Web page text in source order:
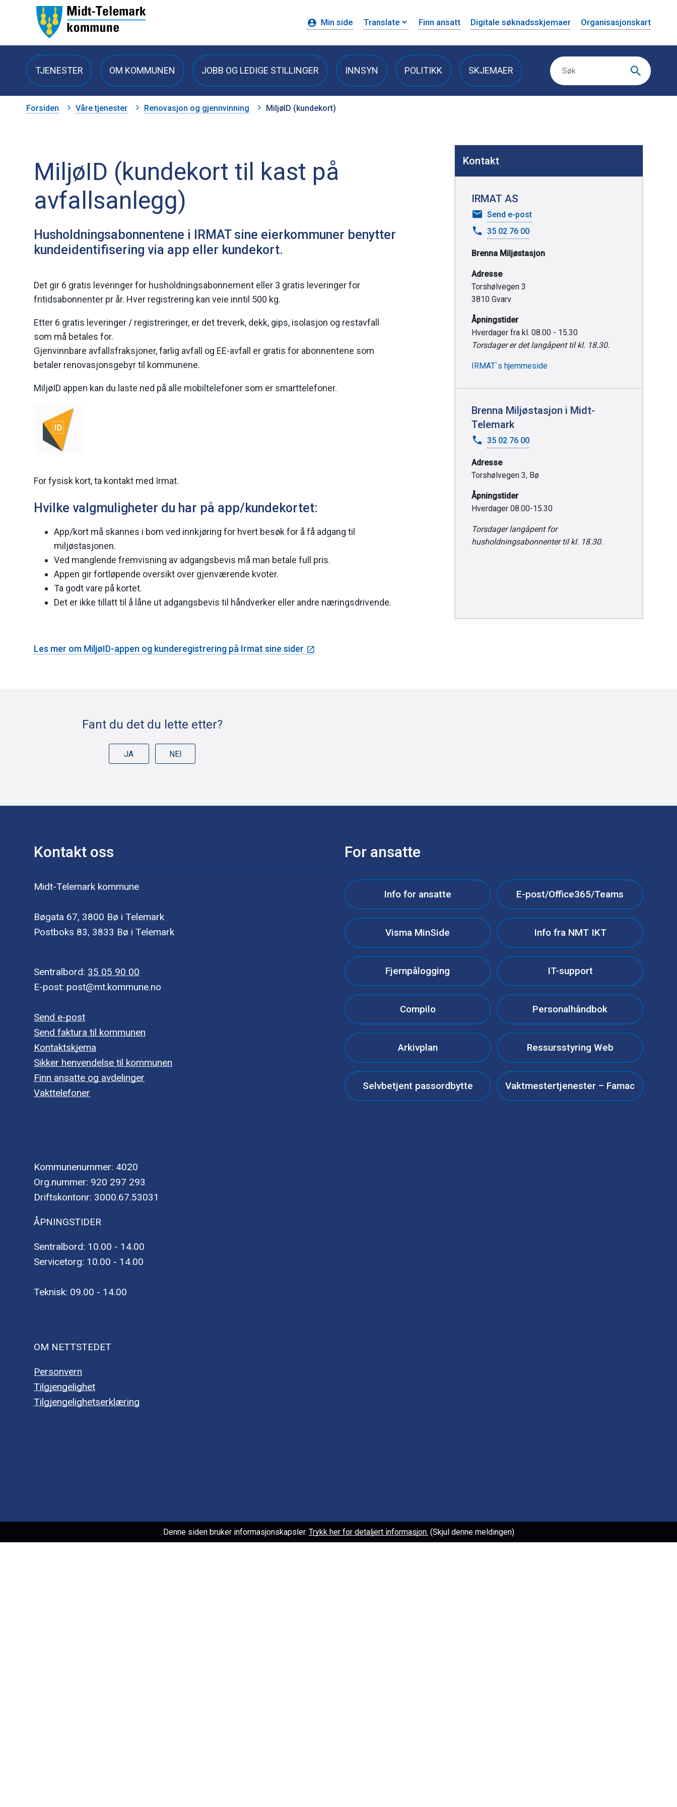
Midt-
Telemark
kommune
Min side Translate Finn ansatt Digitale søknadsskjemaer Organisasjonskart
TJENESTER OM KOMMUNEN JOBB OG LEDIGE STILLINGER INNSYN POLITIKK SKJEMAER
Du
Forsiden Våre tjenester Renovasjon og gjennvinning MiljøID (kundekort)
MiljøID (kundekort til kast på
avfallsanlegg)
Husholdningsabonnentene i IRMAT sine eierkommuner benytter
kundeidentifisering via app eller kundekort.
Det gir 6 gratis leveringer for husholdningsabonnement eller 3 gratis leveringer for
fritidsabonnenter pr år. Hver registrering kan veie inntil 500 kg.
Etter 6 gratis leveringer / registreringer, er det treverk, dekk, gips, isolasjon og restavfall
som må betales for.
Gjenvinnbare avfallsfraksjoner, farlig avfall og EE-avfall er gratis for abonnentene som
betaler renovasjonsgebyr til kommunene.
MiljøID appen kan du laste ned på alle mobiltelefoner som er smarttelefoner.
For fysisk kort, ta kontakt med Irmat.
Hvilke valgmuligheter du har på app/kundekortet:
App/kort må skannes i bom ved innkjøring for hvert besøk for å få adgang til
miljøstasjonen.
Ved manglende fremvisning av adgangsbevis må man betale full pris.
Appen gir fortløpende oversikt over gjenværende kvoter.
Ta godt vare på kortet.
Det er ikke tillatt til å låne ut adgangsbevis til håndverker eller andre næringsdrivende.
Les mer om MiljøID-appen og kunderegistrering på Irmat sine sider
Kontakt
IRMAT AS
Send e-posttil
IRMAT
35 02 76 00
Brenna Miljøstasjon
Adresse
Torshølvegen 3
3810 Gvarv
Åpningstider
Hverdager fra kl. 08.00 - 15.30
Torsdager er det langåpent til kl. 18.30.
IRMAT`s hjemmeside
Brenna Miljøstasjon i Midt-
Telemark
35 02 76 00
Adresse
Torshølvegen 3, Bø
Åpningstider
Hverdager 08.00-15.30
Torsdager langåpent for
husholdningsabonnenter til kl. 18.30.
Fant du det du lette etter?
JA NEI
Kontakt oss
Midt-Telemark kommune
Bøgata 67, 3800 Bø i Telemark
Postboks 83, 3833 Bø i Telemark
Sentralbord: 35 05 90 00
E-post: post@mt.kommune.no
Send e-post
Send faktura til kommunen
Kontaktskjema
Sikker henvendelse til kommunen
Finn ansatte og avdelinger
Vakttelefoner
Kommunenummer: 4020
Org.nummer: 920 297 293
Driftskontonr: 3000.67.53031
ÅPNINGSTIDER
Sentralbord: 10.00 - 14.00
Servicetorg: 10.00 - 14.00
Teknisk: 09.00 - 14.00
OM NETTSTEDET
Personvern
Tilgjengelighet
Tilgjengelighetserklæring
For ansatte
Info for ansatte E-post/Office365/Teams
Visma MinSide Info fra NMT IKT
Fjernpålogging IT-support
Compilo Personalhåndbok
Arkivplan Ressursstyring Web
Selvbetjent passordbytte Vaktmestertjenester – Famac
Denne siden bruker informasjonskapsler. Trykk her for detaljert informasjon. (Skjul denne meldingen)